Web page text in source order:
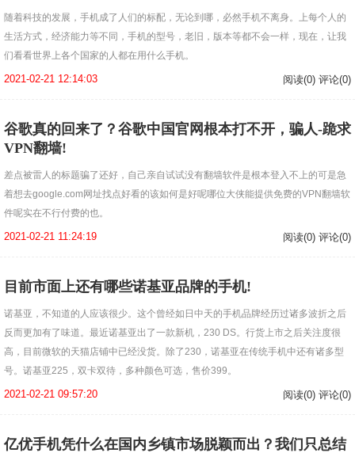
随着科技的发展，手机成了人们的标配，无论到哪，必然手机不离身。上每个人的
生活方式，经济能力等不同，手机的型号，老旧，版本等都不会一样，现在，让我
们看看世界上各个国家的人都在用什么手机。
2021-02-21 12:14:03 阅读(0) 评论(0)
谷歌真的回来了？谷歌中国官网根本打不开，骗人-跪求
VPN翻墙!
差点被雷人的标题骗了还好，自己亲自试试没有翻墙软件是根本登入不上的可是急
着想去google.com网址找点好看的该如何是好呢哪位大侠能提供免费的VPN翻墙软
件呢实在不行付费的也。
2021-02-21 11:24:19 阅读(0) 评论(0)
目前市面上还有哪些诺基亚品牌的手机!
诺基亚，不知道的人应该很少。这个曾经如日中天的手机品牌经历过诸多波折之后
反而更加有了味道。最近诺基亚出了一款新机，230 DS。行货上市之后关注度很
高，目前微软的天猫店铺中已经没货。除了230，诺基亚在传统手机中还有诸多型
号。诺基亚225，双卡双待，多种颜色可选，售价399。
2021-02-21 09:57:20 阅读(0) 评论(0)
亿优手机凭什么在国内乡镇市场脱颖而出？我们只总结